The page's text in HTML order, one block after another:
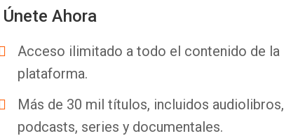
Únete Ahora
Acceso ilimitado a todo el contenido de la
plataforma.
Más de 30 mil títulos, incluidos audiolibros,
podcasts, series y documentales.